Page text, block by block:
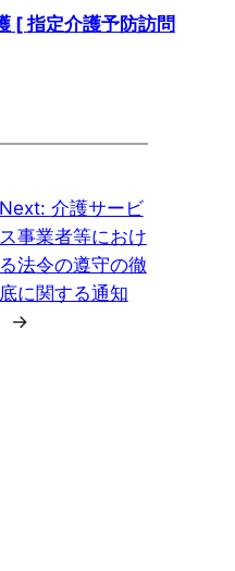
[ 指定介護予防訪問
Next: 介護サービ
ス事業者等におけ
る法令の遵守の徹
底に関する通知
→